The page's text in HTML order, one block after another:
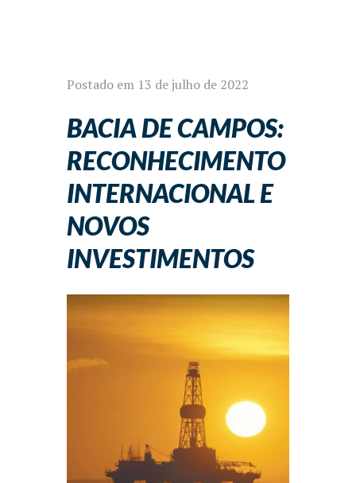
Postado em 13 de julho de 2022
BACIA DE CAMPOS:
RECONHECIMENTO
INTERNACIONAL E
NOVOS
INVESTIMENTOS